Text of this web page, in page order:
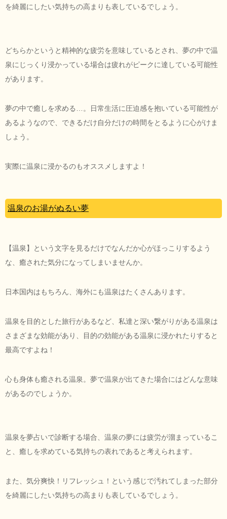
を綺麗にしたい気持ちの高まりも表しているでしょう。
どちらかというと精神的な疲労を意味しているとされ、夢の中で温
泉にじっくり浸かっている場合は疲れがピークに達している可能性
があります。
夢の中で癒しを求める…。日常生活に圧迫感を抱いている可能性が
あるようなので、できるだけ自分だけの時間をとるように心がけま
しょう。
実際に温泉に浸かるのもオススメしますよ！
温泉のお湯がぬるい夢
【温泉】という文字を見るだけでなんだか心がほっこりするよう
な、癒された気分になってしまいませんか。
日本国内はもちろん、海外にも温泉はたくさんあります。
温泉を目的とした旅行があるなど、私達と深い繋がりがある温泉は
さまざまな効能があり、目的の効能がある温泉に浸かれたりすると
最高ですよね！
心も身体も癒される温泉。夢で温泉が出てきた場合にはどんな意味
があるのでしょうか。
温泉を夢占いで診断する場合、温泉の夢には疲労が溜まっているこ
と、癒しを求めている気持ちの表れであると考えられます。
また、気分爽快！リフレッシュ！という感じで汚れてしまった部分
を綺麗にしたい気持ちの高まりも表しているでしょう。